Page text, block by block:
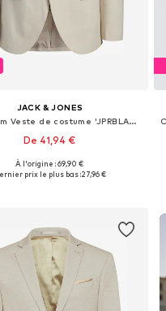
JACK & JONES
Coupe slim Veste de costume 'JPRBLAMARTIN'
De 41,94 €
46, 48, 50, 52, 54, 56
À l'origine : 69,90 €
prix le plus bas :27,96 €